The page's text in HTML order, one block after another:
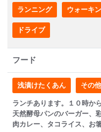
ランニング ウォーキ
ドライブ
フード
浅漬けたくあん その他
ランチあります。１０時か
天然酵母パンのバーガー、
肉カレー、タコライス、お